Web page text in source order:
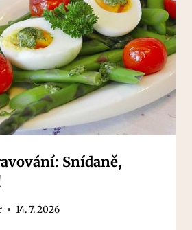
Snídaně,
14. 7. 2026